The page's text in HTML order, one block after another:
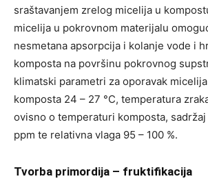
sraštavanjem zrelog micelija u
micelija u pokrovnom materijalu
nesmetana apsorpcija i kolanje vode i
komposta na površinu pokrovnog
klimatski parametri za oporavak
komposta 24 – 27 °C, temperatura
ovisno o temperaturi komposta, sadržaj
ppm te relativna vlaga 95 – 100 %.
Tvorba primordija – fruktifikacija